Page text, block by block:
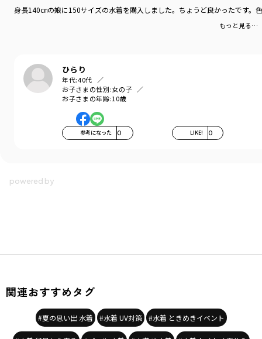
身長140㎝の娘に150サイズの水着を購入しました。ちょうど良かったです。
もっと見る…
ひらり
年代:40代
お子さまの性別:女の子
お子さまの年齢:10歳
参考になった 0 LIKE! 0
関連おすすめタグ
#夏の思い出 水着 #水着 UV対策 #水着 ときめきイベント